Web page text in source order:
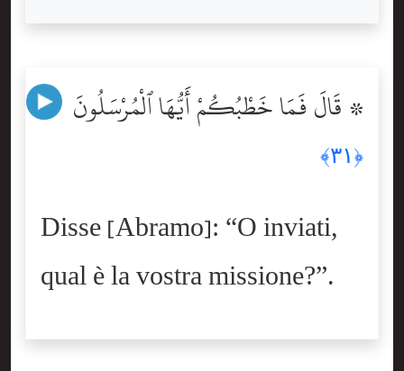
۞ قَالَ فَمَا خَطْبُكُمْ أَيُّهَا ٱلْمُرْسَلُونَ
﴿٣١﴾
Disse [Abramo]: “O inviati,
qual è la vostra missione?”.